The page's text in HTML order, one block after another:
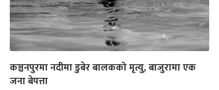
कञ्चनपुरमा नदीमा डुबेर बालकको मृत्यु, बाजुरामा एक
जना बेपत्ता